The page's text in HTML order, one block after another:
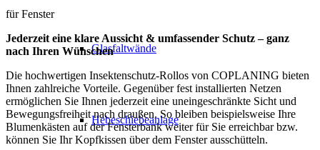
Glasfaltwände
Hebeschiebeanlage
für Fenster
Jederzeit eine klare Aussicht & umfassender Schutz – ganz
nach Ihren Wünschen
Die hochwertigen Insektenschutz-Rollos von COPLANING bieten
Ihnen zahlreiche Vorteile. Gegenüber fest installierten Netzen
ermöglichen Sie Ihnen jederzeit eine uneingeschränkte Sicht und
Bewegungsfreiheit nach draußen. So bleiben beispielsweise Ihre
Blumenkästen auf der Fensterbank weiter für Sie erreichbar bzw.
können Sie Ihr Kopfkissen über dem Fenster ausschütteln.